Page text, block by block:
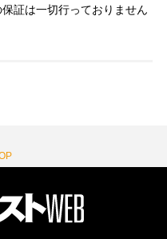
証は一切行っておりません